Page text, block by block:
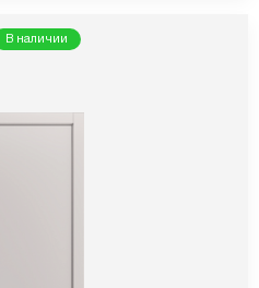
В наличии